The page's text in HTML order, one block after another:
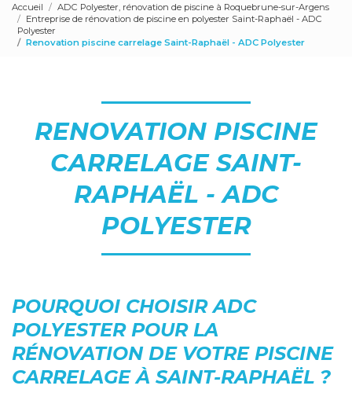
Accueil
ADC Polyester, rénovation de piscine à Roquebrune-sur-Argens
Entreprise de rénovation de piscine en polyester Saint-Raphaël - ADC
Polyester
Renovation piscine carrelage Saint-Raphaël - ADC Polyester
RENOVATION PISCINE
CARRELAGE SAINT-
RAPHAËL - ADC
POLYESTER
POURQUOI CHOISIR ADC
POLYESTER POUR LA
RÉNOVATION DE VOTRE PISCINE
CARRELAGE À SAINT-RAPHAËL ?